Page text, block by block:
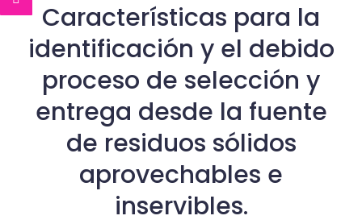
Características para la
identificación y el debido
proceso de selección y
entrega desde la fuente
de residuos sólidos
aprovechables e
inservibles.